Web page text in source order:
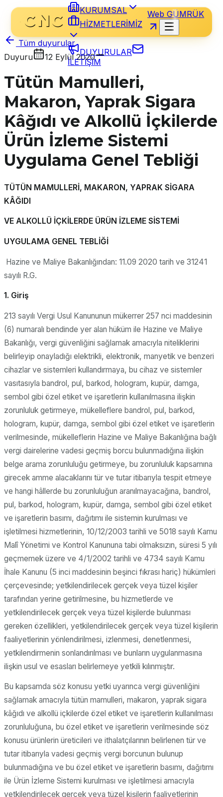
KURUMSAL
HİZMETLERİMİZ
DUYURULAR
İLETİŞİM
Web GÜMRÜK
Tüm duyurular
Duyuru
12 Eylül 2020
Tütün Mamulleri,
Makaron, Yaprak Sigara
Kâğıdı ve Alkollü İçkilerde
Ürün İzleme Sistemi
Uygulama Genel Tebliği
TÜTÜN MAMULLERİ, MAKARON, YAPRAK SİGARA
KÂĞIDI
VE ALKOLLÜ İÇKİLERDE ÜRÜN İZLEME SİSTEMİ
UYGULAMA GENEL TEBLİĞİ
Hazine ve Maliye Bakanlığından: 11.09 2020 tarih ve 31241
sayılı R.G.
1. Giriş
213 sayılı Vergi Usul Kanununun mükerrer 257 nci maddesinin
(6) numaralı bendinde yer alan hüküm ile Hazine ve Maliye
Bakanlığı, vergi güvenliğini sağlamak amacıyla niteliklerini
belirleyip onayladığı elektrikli, elektronik, manyetik ve benzeri
cihazlar ve sistemleri kullandırmaya, bu cihaz ve sistemler
vasıtasıyla bandrol, pul, barkod, hologram, kupür, damga,
sembol gibi özel etiket ve işaretlerin kullanılmasına ilişkin
zorunluluk getirmeye, mükelleflere bandrol, pul, barkod,
hologram, kupür, damga, sembol gibi özel etiket ve işaretlerin
verilmesinde, mükelleflerin Hazine ve Maliye Bakanlığına bağlı
vergi dairelerine vadesi geçmiş borcu bulunmadığına ilişkin
belge arama zorunluluğu getirmeye, bu zorunluluk kapsamına
girecek amme alacaklarını tür ve tutar itibarıyla tespit etmeye
ve hangi hâllerde bu zorunluluğun aranılmayacağına, bandrol,
pul, barkod, hologram, kupür, damga, sembol gibi özel etiket
ve işaretlerin basımı, dağıtımı ile sistemin kurulması ve
işletilmesi hizmetlerinin, 10/12/2003 tarihli ve 5018 sayılı Kamu
Malî Yönetimi ve Kontrol Kanununa tabi olmaksızın, süresi 5 yılı
geçmemek üzere ve 4/1/2002 tarihli ve 4734 sayılı Kamu
İhale Kanunu (5 inci maddesinin beşinci fıkrası hariç) hükümleri
çerçevesinde; yetkilendirilecek gerçek veya tüzel kişiler
tarafından yerine getirilmesine, bu hizmetlerde ve
yetkilendirilecek gerçek veya tüzel kişilerde bulunması
gereken özellikleri, yetkilendirilecek gerçek veya tüzel kişilerin
faaliyetlerinin yönlendirilmesi, izlenmesi, denetlenmesi,
yetkilendirmenin sonlandırılması ve bunların uygulanmasına
ilişkin usul ve esasları belirlemeye yetkili kılınmıştır.
Bu kapsamda söz konusu yetki uyarınca vergi güvenliğini
sağlamak amacıyla tütün mamulleri, makaron, yaprak sigara
kâğıdı ve alkollü içkilerde özel etiket ve işaretlerin kullanılması
zorunluluğuna, bu özel etiket ve işaretlerin verilmesinde söz
konusu ürünlerin üreticileri ve ithalatçılarının belirlenen tür ve
tutar itibarıyla vadesi geçmiş vergi borcunun bulunup
bulunmadığına ve bu özel etiket ve işaretlerin basımı, dağıtımı
ile Ürün İzleme Sistemi kurulması ve işletilmesi amacıyla
yetkilendirilecek gerçek veya tüzel kişilerin faaliyetlerinin